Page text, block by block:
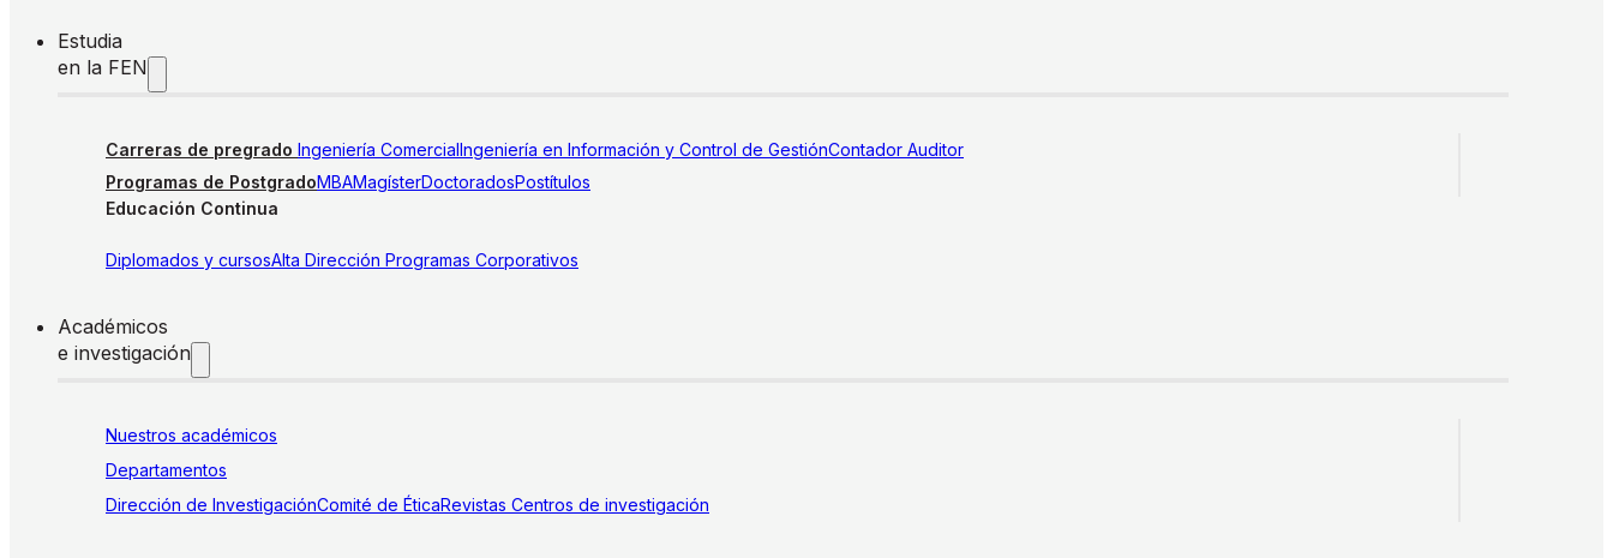
Estudia
en la FEN
Carreras de pregrado Ingeniería ComercialIngeniería en Información y Control de GestiónContador Auditor
Programas de PostgradoMBAMagísterDoctoradosPostítulos
Educación Continua
Diplomados y cursosAlta Dirección Programas Corporativos
Académicos
e investigación
Nuestros académicos
Departamentos
Dirección de InvestigaciónComité de ÉticaRevistas Centros de investigación